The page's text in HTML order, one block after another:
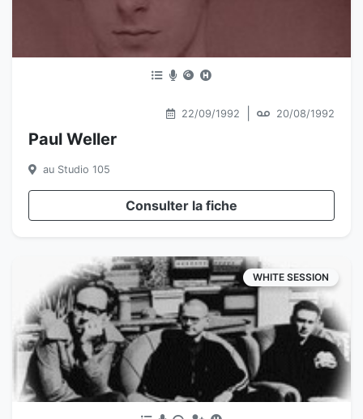
22/09/1992 20/08/1992
Paul Weller
au Studio 105
Consulter la fiche
WHITE SESSION